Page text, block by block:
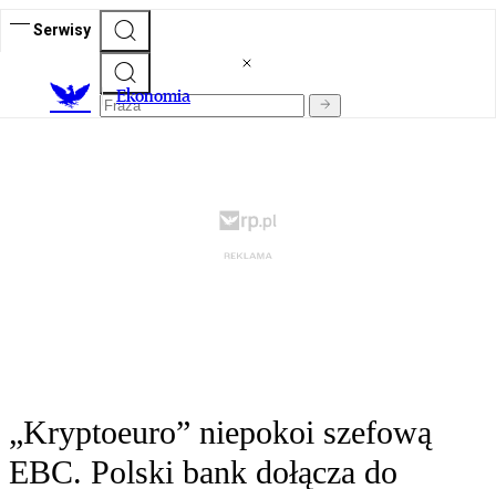
Serwisy
Ekonomia
„Kryptoeuro” niepokoi szefową
EBC. Polski bank dołącza do